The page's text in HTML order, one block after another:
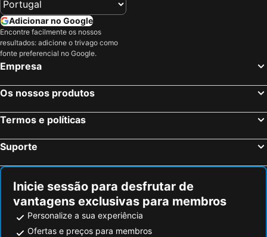
Adicionar no Google
Encontre facilmente os nossos
resultados: adicione o trivago como
fonte preferencial no Google.
Empresa
Os nossos produtos
Termos e políticas
Suporte
Inicie sessão para desfrutar de
vantagens exclusivas para membros
Personalize a sua experiência
Ofertas e preços para membros